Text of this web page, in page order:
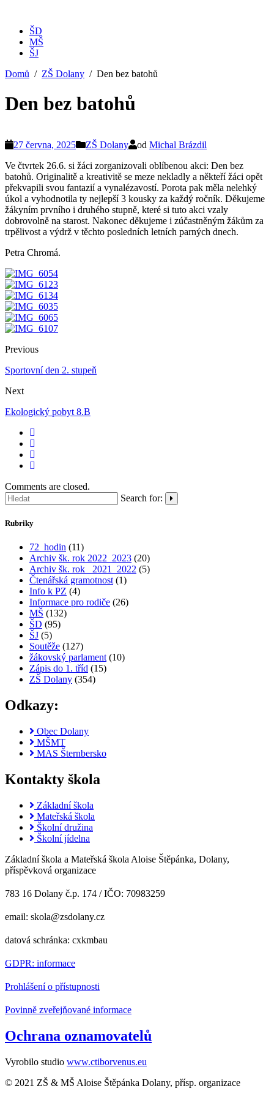
ŠD
MŠ
ŠJ
Domů
ZŠ Dolany Den bez batohů
Den bez batohů
27 června, 2025 ZŠ Dolany od Michal Brázdil
Ve čtvrtek 26.6. si žáci zorganizovali oblíbenou akci: Den bez
batohů. Originalitě a kreativitě se meze nekladly a někteří žáci opět
překvapili svou fantazií a vynalézavostí. Porota pak měla nelehký
úkol a vyhodnotila ty nejlepší 3 kousky za každý ročník. Děkujeme
žákyním prvního i druhého stupně, které si tuto akci vzaly
dobrovolně na starost. Nakonec děkujeme i zúčastněným žákům za
trpělivost a výdrž v těchto posledních letních parných dnech.
Petra Chromá.
Previous
Sportovní den 2. stupeň
Next
Ekologický pobyt 8.B
Comments are closed.
Search for:
Rubriky
72_hodin (11)
Archiv šk. rok 2022_2023 (20)
Archiv šk. rok_ 2021_2022 (5)
Čtenářská gramotnost (1)
Info k PZ (4)
Informace pro rodiče (26)
MŠ (132)
ŠD (95)
ŠJ (5)
Soutěže (127)
žákovský parlament (10)
Zápis do 1. tříd (15)
ZŠ Dolany (354)
Odkazy:
Obec Dolany
MŠMT
MAS Šternbersko
Kontakty škola
Základní škola
Mateřská škola
Školní družina
Školní jídelna
Základní škola a Mateřská škola Aloise Štěpánka, Dolany,
příspěvková organizace
783 16 Dolany č.p. 174 / IČO: 70983259
email: skola@zsdolany.cz
datová schránka: cxkmbau
GDPR: informace
Prohlášení o přístupnosti
Povinně zveřejňované informace
Ochrana oznamovatelů
Vyrobilo studio www.ctiborvenus.eu
© 2021 ZŠ & MŠ Aloise Štěpánka Dolany, přísp. organizace